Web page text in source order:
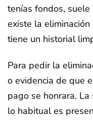
tenías fondos,
existe la
tiene un historial
Para pedir la
o evidencia de que
pago se honrara.
lo habitual es